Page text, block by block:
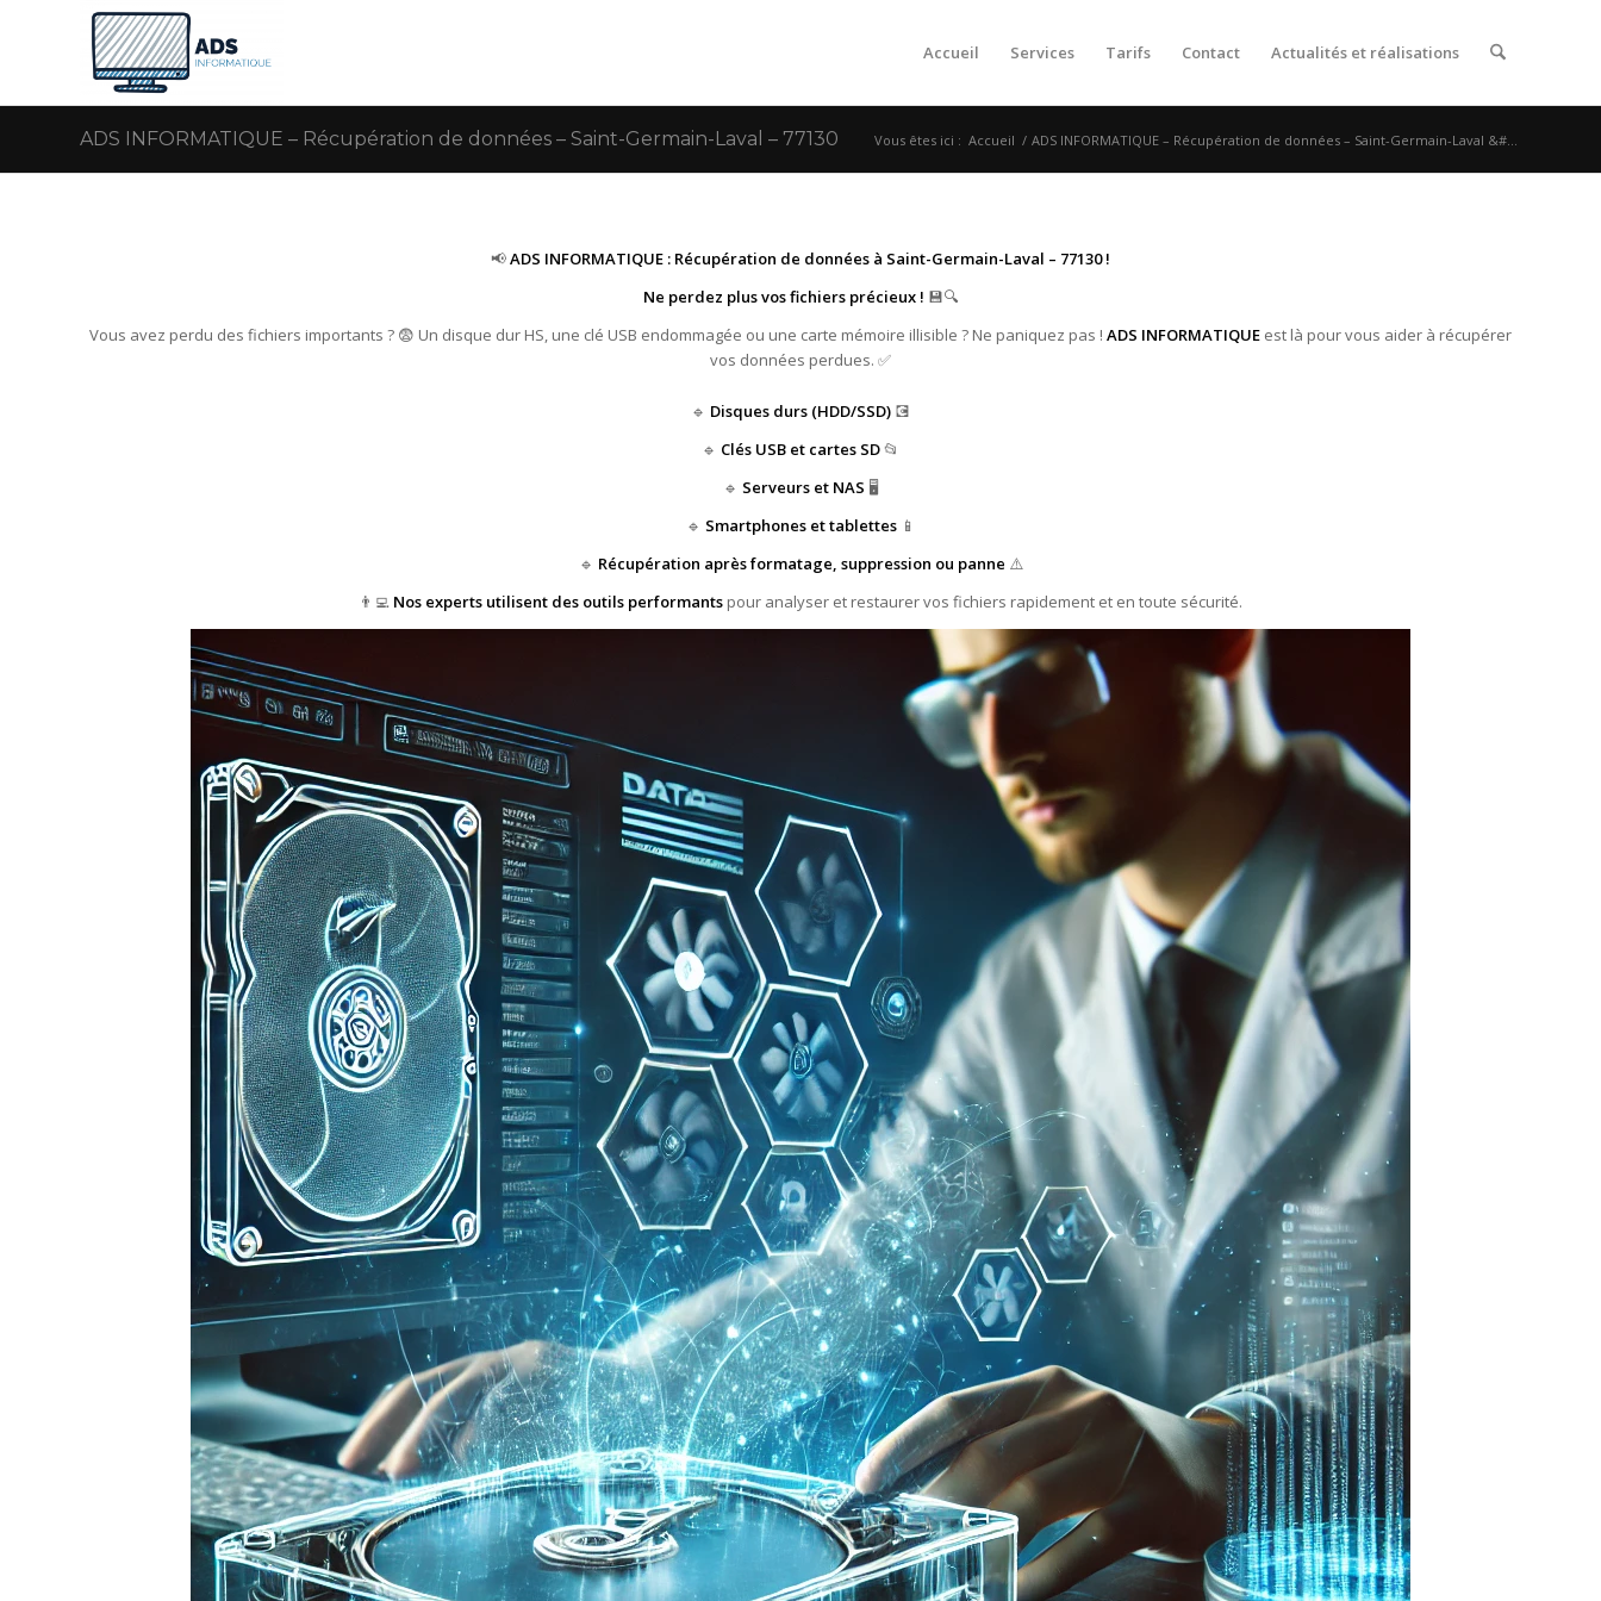
Accueil Services Tarifs Contact Actualités et réalisations
ADS INFORMATIQUE – Récupération de données – Saint-Germain-Laval – 77130 Vous êtes ici : Accueil / ADS INFORMATIQUE – Récupération de données – Saint-Germain-Laval &#...
📢ADS INFORMATIQUE : Récupération de données à Saint-Germain-Laval – 77130 !
Ne perdez plus vos fichiers précieux ! 💾🔍
Vous avez perdu des fichiers importants ? 😨 Un disque dur HS, une clé USB endommagée ou une carte mémoire illisible ? Ne paniquez pas ! ADS INFORMATIQUE est là pour vous aider à récupérer
vos données perdues. ✅
🔹 Disques durs (HDD/SSD) 💽
🔹 Clés USB et cartes SD📂
🔹 Serveurs et NAS 🖥️
🔹 Smartphones et tablettes📱
🔹 Récupération après formatage, suppression ou panne ⚠️
👨‍💻 Nos experts utilisent des outils performants pour analyser et restaurer vos fichiers rapidement et en toute sécurité.